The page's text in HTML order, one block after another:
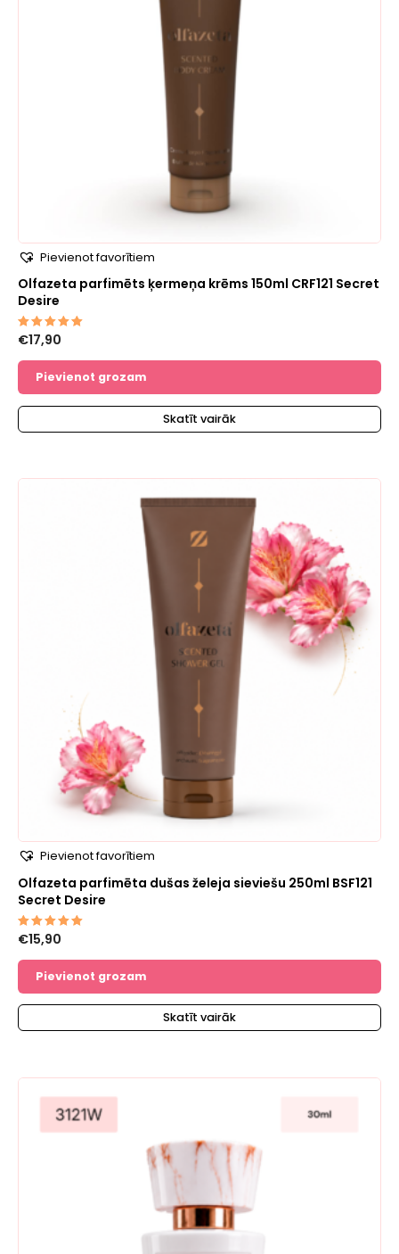
Pievienot favorītiem
Olfazeta parfimēts ķermeņa krēms 150ml CRF121 Secret
Desire
Novērtēts
5.00
€17,90
Pievienot grozam
Skatīt vairāk
Pievienot favorītiem
Olfazeta parfimēta dušas želeja sieviešu 250ml BSF121
Secret Desire
Novērtēts
ar
5.00
€15,90
Pievienot grozam
Skatīt vairāk